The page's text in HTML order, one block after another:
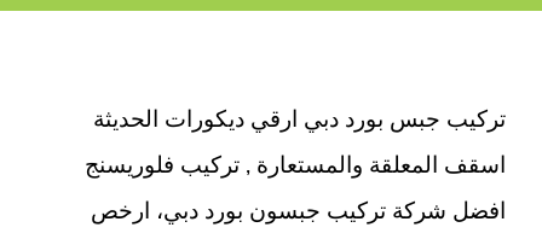
لزق
تركيب جبس بورد دبي ارقي ديكورات الحديثة
اسقف المعلقة والمستعارة , تركيب فلوريسنج
افضل شركة تركيب جبسون بورد دبي، ارخص